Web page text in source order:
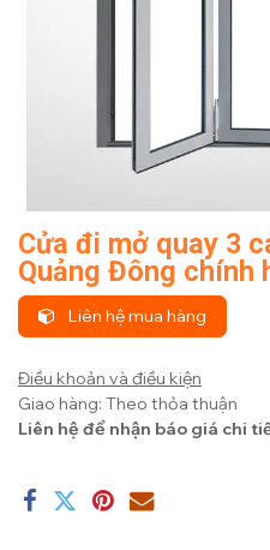
Cửa đi mở quay 3
Quảng Đông chính
Liên hệ mua hàng
Điều khoản và điều kiện
Giao hàng: Theo thỏa thuận
Liên hệ để nhận báo giá chi